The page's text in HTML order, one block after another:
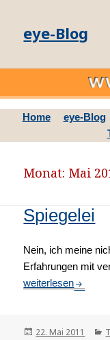
eye-Blog
Home eye-Blog
Monat: Mai
Spiegelei
Nein, ich meine
Erfahrungen mit
Spiegelei
weiterlesen
Veröffentlicht
22. Mai 2011